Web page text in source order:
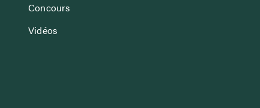
Concours
Vidéos